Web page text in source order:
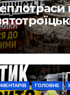
не
ГОЛОВНЕ